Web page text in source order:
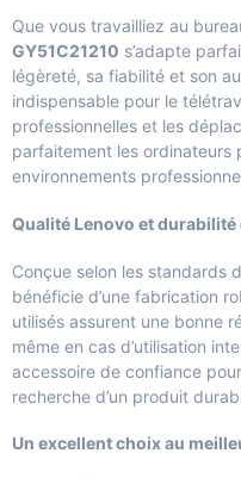
Que vous travailliez au
GY51C21210 s’adapte
légèreté, sa fiabilité et son
indispensable pour le
professionnelles et les
parfaitement les ordinateurs
environnements
Qualité Lenovo et durabilité
Conçue selon les standards
bénéficie d’une fabrication
utilisés assurent une bonne
même en cas d’utilisation
accessoire de confiance
recherche d’un produit
Un excellent choix au